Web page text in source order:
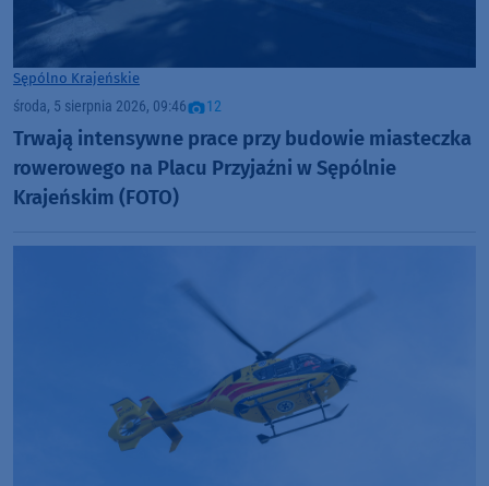
Sępólno Krajeńskie
środa, 5 sierpnia 2026, 09:46 12
Trwają intensywne prace przy budowie miasteczka
rowerowego na Placu Przyjaźni w Sępólnie
Krajeńskim (FOTO)